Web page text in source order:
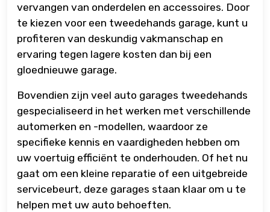
vervangen van onderdelen en accessoires. Door
te kiezen voor een tweedehands garage, kunt u
profiteren van deskundig vakmanschap en
ervaring tegen lagere kosten dan bij een
gloednieuwe garage.
Bovendien zijn veel auto garages tweedehands
gespecialiseerd in het werken met verschillende
automerken en -modellen, waardoor ze
specifieke kennis en vaardigheden hebben om
uw voertuig efficiënt te onderhouden. Of het nu
gaat om een kleine reparatie of een uitgebreide
servicebeurt, deze garages staan klaar om u te
helpen met uw auto behoeften.